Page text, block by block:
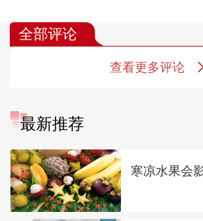
缺陷和产后风险
全部评论
查看更多评论
最新推荐
寒凉水果会